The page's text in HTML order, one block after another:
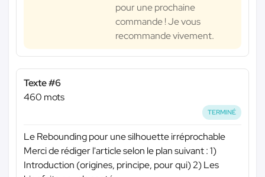
pour une prochaine
commande ! Je vous
recommande vivement.
Texte #6
460 mots
TERMINÉ
Le Rebounding pour une silhouette irréprochable
Merci de rédiger l'article selon le plan suivant : 1)
Introduction (origines, principe, pour qui) 2) Les